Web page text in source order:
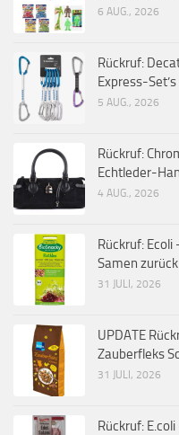
6 AUG., 2026
Rückruf:
Express-
5 AUG., 2026
Rückruf:
Echtleder-
4 AUG., 2026
Rückruf: Ecoli
Samen zurück
31 JULI, 2026
UPDATE
Zauberfleks
31 JULI, 2026
Rückruf: